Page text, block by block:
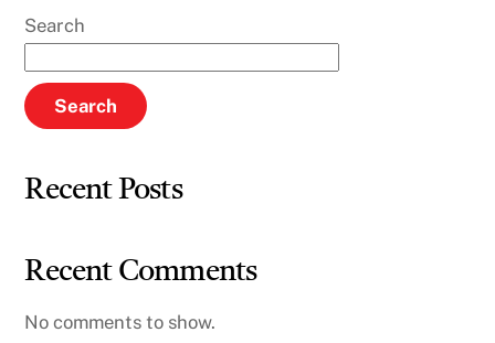
Search
Search
Recent Posts
Recent Comments
No comments to show.